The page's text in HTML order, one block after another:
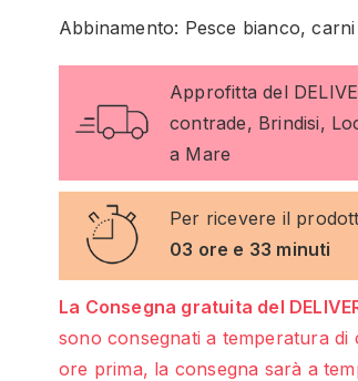
Abbinamento: Pesce bianco,
Approfitta del
contrade, Brindisi,
a Mare
Per ricevere il
03 ore e 33 minuti
La Consegna gratuita del
sono consegnati a temperatura
ore prima, la consegna sarà a